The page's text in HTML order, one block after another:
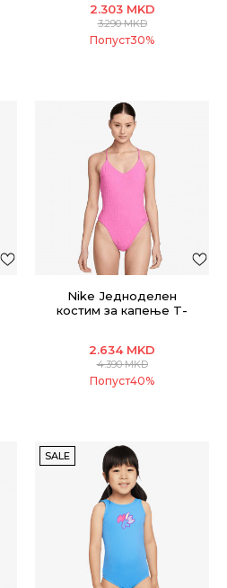
2.303 MKD
3.290MKD
Попуст30%
Nike Једноделен
костим за капење T-
2.634 MKD
4.390MKD
Попуст40%
SALE